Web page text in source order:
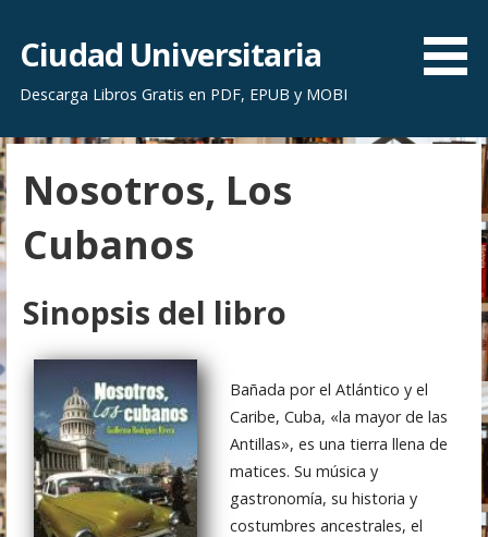
r
a
l
c
o
n
e
n
i
d
o
Ciudad Universitaria
Descarga Libros Gratis en PDF, EPUB y MOBI
Nosotros, Los
Cubanos
Sinopsis del libro
Bañada por el Atlántico y el
Caribe, Cuba, «la mayor de las
Antillas», es una tierra llena de
matices. Su música y
gastronomía, su historia y
costumbres ancestrales, el